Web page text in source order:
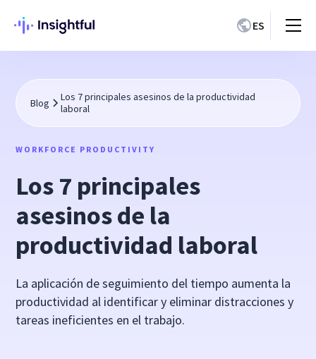
ES
Blog
Los 7 principales asesinos de la productividad
laboral
WORKFORCE PRODUCTIVITY
Los 7 principales
asesinos de la
productividad laboral
La aplicación de seguimiento del tiempo aumenta la
productividad al identificar y eliminar distracciones y
tareas ineficientes en el trabajo.